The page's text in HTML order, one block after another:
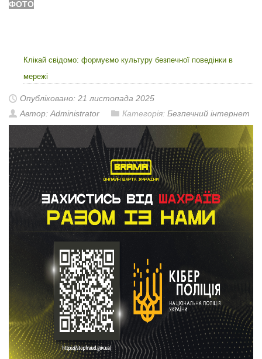
ФОТО
Клікай свідомо: формуємо культуру безпечної поведінки в
мережі
Опубліковано: 21 листопада 2025
Автор: Administrator
Категорія: Безпечний інтернет